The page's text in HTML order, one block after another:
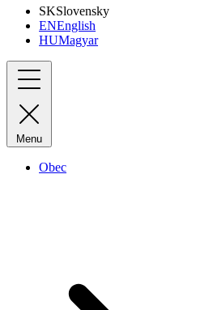
SKSlovensky
ENEnglish
HUMagyar
Menu
Obec